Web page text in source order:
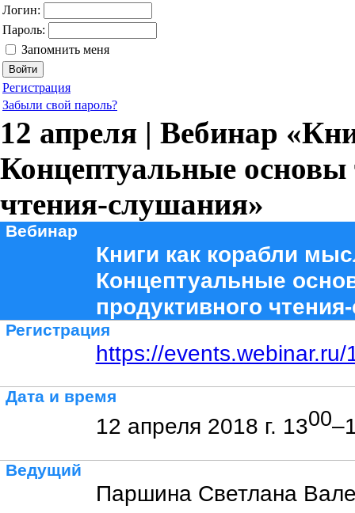
Логин:
Пароль:
Запомнить меня
Регистрация
Забыли свой пароль?
12 апреля | Вебинар
Концептуальные основы
чтения-слушания»
Вебинар
Книги как корабли
Концептуальные
продуктивного
Регистрация
https://
Дата и время
12 апреля 2018 г. 1300
Ведущий
Паршина Светлана